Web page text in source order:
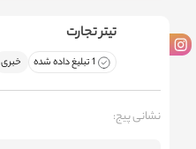
تیتر تجارت
1 تبلیغ داده شده خبری
نشانی پیج: